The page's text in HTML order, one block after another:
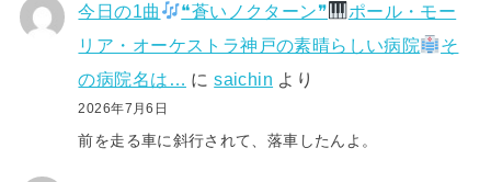
今日の1曲 ❝蒼いノクターン❞
ポール・モー
リア・オーケストラ神戸の素晴らしい病院
そ
の病院名は… にsaichin より
2026年7月6日
前を走る車に斜行されて、落車したんよ。